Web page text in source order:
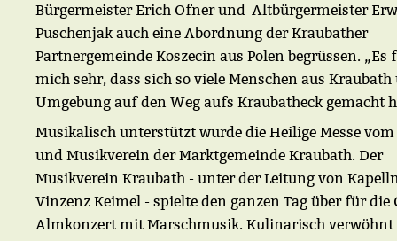
Bürgermeister Erich Ofner und Altbürgermeister
Puschenjak auch eine Abordnung der Kraubather
Partnergemeinde Koszecin aus Polen begrüssen. „Es
mich sehr, dass sich so viele Menschen aus Kraubath
Umgebung auf den Weg aufs Kraubatheck gemacht
Musikalisch unterstützt wurde die Heilige Messe vom
und Musikverein der Marktgemeinde Kraubath. Der
Musikverein Kraubath - unter der Leitung von
Vinzenz Keimel - spielte den ganzen Tag über für die
Almkonzert mit Marschmusik. Kulinarisch verwöhnt